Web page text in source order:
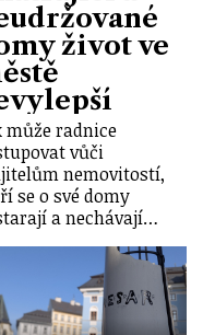
život ve
může radnice
vůči
nemovitostí,
se o své domy
a nechávají…